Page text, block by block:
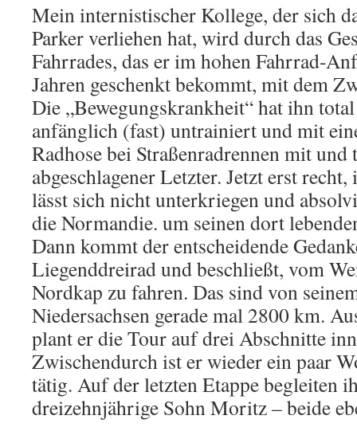
Mein internistischer Kollege, der sich
Parker verliehen hat, wird durch das
Fahrrades, das er im hohen Fahrrad-
Jahren geschenkt bekommt, mit dem
Die „Bewegungskrankheit“ hat ihn
anfänglich (fast) untrainiert und mit
Radhose bei Straßenradrennen mit
abgeschlagener Letzter. Jetzt erst
lässt sich nicht unterkriegen und
die Normandie. um seinen dort
Dann kommt der entscheidende
Liegenddreirad und beschließt, vom
Nordkap zu fahren. Das sind von
Niedersachsen gerade mal 2800 km.
plant er die Tour auf drei Abschnitte
Zwischendurch ist er wieder ein paar
tätig. Auf der letzten Etappe begleiten
dreizehnjährige Sohn Moritz – beide